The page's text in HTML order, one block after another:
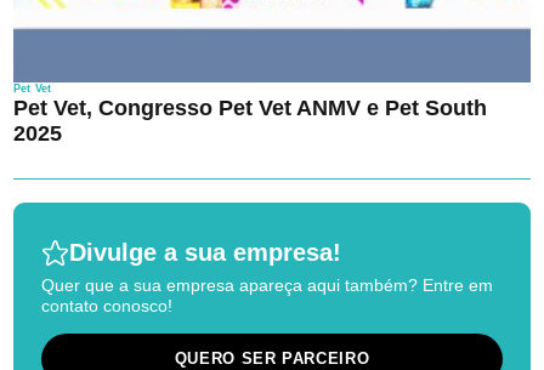
Pet Vet
Pet Vet, Congresso Pet Vet ANMV e Pet South
2025
Divulge a sua empresa!
Quer que a sua empresa apareça aqui também? Entre em
contato conosco!
QUERO SER PARCEIRO